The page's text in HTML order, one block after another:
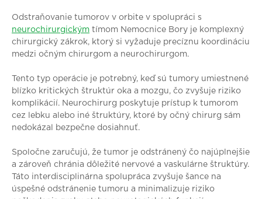
Odstraňovanie tumorov v orbite v spolupráci s
neurochirurgickým tímom Nemocnice Bory je komplexný
chirurgický zákrok, ktorý si vyžaduje precíznu koordináciu
medzi očným chirurgom a neurochirurgom.
Tento typ operácie je potrebný, keď sú tumory umiestnené
blízko kritických štruktúr oka a mozgu, čo zvyšuje riziko
komplikácií. Neurochirurg poskytuje prístup k tumorom
cez lebku alebo iné štruktúry, ktoré by očný chirurg sám
nedokázal bezpečne dosiahnuť.
Spoločne zaručujú, že tumor je odstránený čo najúplnejšie
a zároveň chránia dôležité nervové a vaskulárne štruktúry.
Táto interdisciplinárna spolupráca zvyšuje šance na
úspešné odstránenie tumoru a minimalizuje riziko